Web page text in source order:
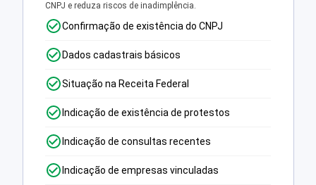
CNPJ e reduza riscos de inadimplência.
Confirmação de existência do CNPJ
Dados cadastrais básicos
Situação na Receita Federal
Indicação de existência de protestos
Indicação de consultas recentes
Indicação de empresas vinculadas